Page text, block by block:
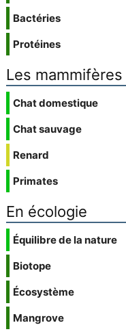
Bactéries
Protéines
Les mammifères
Chat domestique
Chat sauvage
Renard
Primates
En écologie
Équilibre de la nature
Biotope
Écosystème
Mangrove